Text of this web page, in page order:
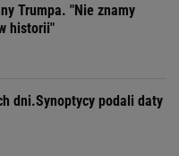
Trumpa. "Nie znamy
historii"
dni.Synoptycy podali daty